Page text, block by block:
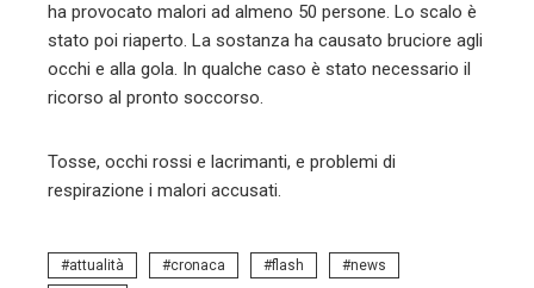
ha provocato malori ad almeno 50 persone. Lo scalo è
stato poi riaperto. La sostanza ha causato bruciore agli
occhi e alla gola. In qualche caso è stato necessario il
ricorso al pronto soccorso.
Tosse, occhi rossi e lacrimanti, e problemi di
respirazione i malori accusati.
attualità cronaca flash
news